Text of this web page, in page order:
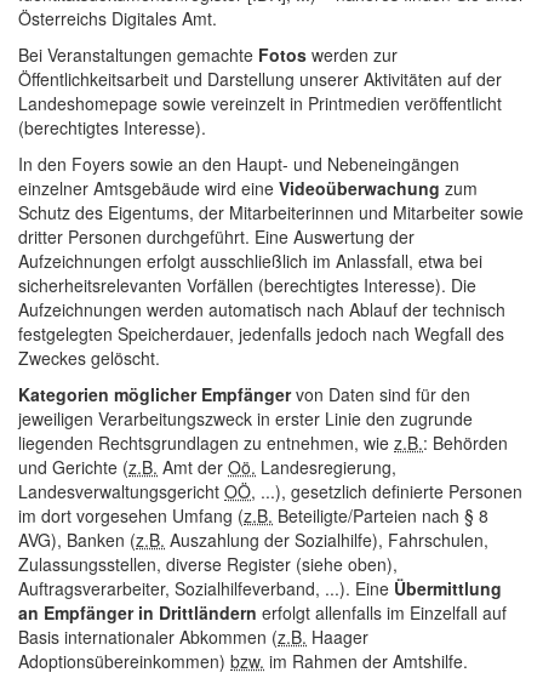
Österreichs Digitales Amt.
Bei Veranstaltungen gemachte Fotos werden zur
Öffentlichkeitsarbeit und Darstellung unserer Aktivitäten auf der
Landeshomepage sowie vereinzelt in Printmedien veröffentlicht
(berechtigtes Interesse).
In den Foyers sowie an den Haupt- und Nebeneingängen
einzelner Amtsgebäude wird eine Videoüberwachung zum
Schutz des Eigentums, der Mitarbeiterinnen und Mitarbeiter sowie
dritter Personen durchgeführt. Eine Auswertung der
Aufzeichnungen erfolgt ausschließlich im Anlassfall, etwa bei
sicherheitsrelevanten Vorfällen (berechtigtes Interesse). Die
Aufzeichnungen werden automatisch nach Ablauf der technisch
festgelegten Speicherdauer, jedenfalls jedoch nach Wegfall des
Zweckes gelöscht.
Kategorien möglicher Empfängervon Daten sind für den
jeweiligen Verarbeitungszweck in erster Linie den zugrunde
liegenden Rechtsgrundlagen zu entnehmen, wie z.B.: Behörden
und Gerichte (z.B. Amt der Oö. Landesregierung,
Landesverwaltungsgericht OÖ, ...), gesetzlich definierte Personen
im dort vorgesehen Umfang (z.B. Beteiligte/Parteien nach § 8
AVG), Banken (z.B. Auszahlung der Sozialhilfe), Fahrschulen,
Zulassungsstellen, diverse Register (siehe oben),
Auftragsverarbeiter, Sozialhilfeverband, ...). Eine Übermittlung
an Empfänger in Drittländern erfolgt allenfalls im Einzelfall auf
Basis internationaler Abkommen (z.B. Haager
Adoptionsübereinkommen) bzw. im Rahmen der Amtshilfe.